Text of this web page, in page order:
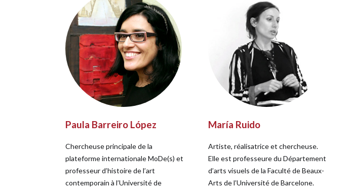
Paula Barreiro López
Chercheuse principale de la
plateforme internationale MoDe(s) et
professeur d’histoire de l’art
contemporain à l’Université de
María Ruido
Artiste, réalisatrice et chercheuse.
Elle est professeure du Département
d’arts visuels de la Faculté de Beaux-
Arts de l’Université de Barcelone.